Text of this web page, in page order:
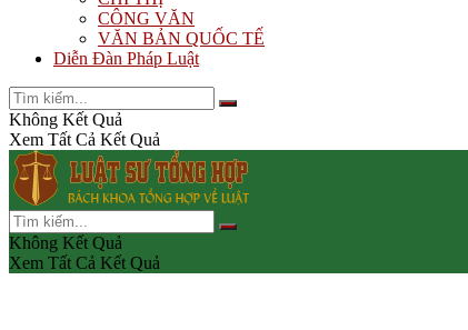
CÔNG VĂN
VĂN BẢN QUỐC TẾ
Diễn Đàn Pháp Luật
Không Kết Quả
Xem Tất Cả Kết Quả
Không Kết Quả
Xem Tất Cả Kết Quả